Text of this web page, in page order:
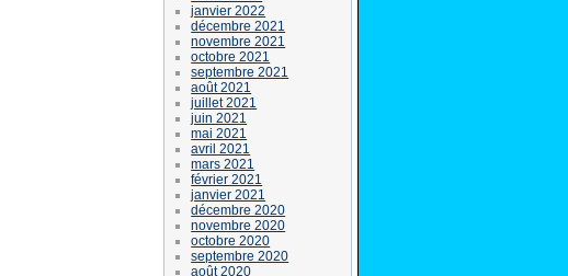
janvier 2022
décembre 2021
novembre 2021
octobre 2021
septembre 2021
août 2021
juillet 2021
juin 2021
mai 2021
avril 2021
mars 2021
février 2021
janvier 2021
décembre 2020
novembre 2020
octobre 2020
septembre 2020
août 2020